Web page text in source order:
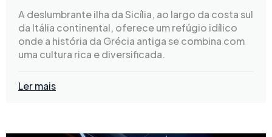
A deslumbrante ilha da Sicília, ao largo da costa sul
da Itália continental, oferece um refúgio idílico
onde a história da Grécia antiga se combina com
uma cultura rica e diversificada.
Ler mais